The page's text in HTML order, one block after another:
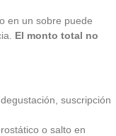
en un sobre puede
El monto total no
suscripción
o salto en